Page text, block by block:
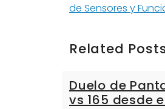
de Sensores y
Related
Duelo de
vs 165 desde